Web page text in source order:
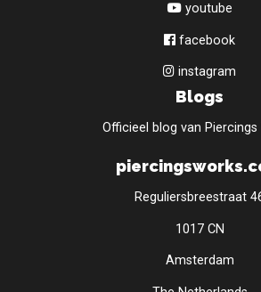
youtube
facebook
instagram
Blogs
Officieel blog van Piercings
Reguliersbreestraat
1017 CN
Amsterdam